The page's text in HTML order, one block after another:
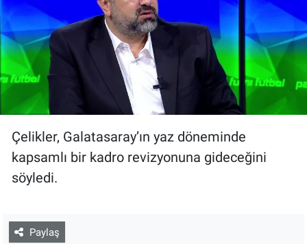
Çelikler, Galatasaray’ın yaz döneminde
kapsamlı bir kadro revizyonuna gideceğini
söyledi.
Paylaş